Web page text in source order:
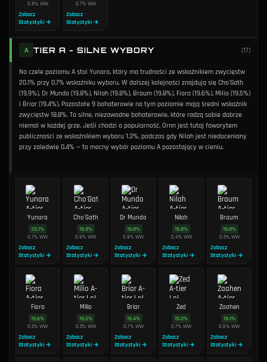
0.8% WW
Zobacz
Statystyki →
0.7% WW
Zobacz
Statystyki →
A TIER A - SILNE WYBORY (17)
Na czele poziomu A stoi Yunara, który ma trudności ze wskaźnikiem zwycięstw
20.1% przy 0.7% wskaźniku wyboru. W dalszej kolejności znajdują się Cho'Gath
(19.9%), Dr Mundo (19.8%), Nilah (19.8%), Braum (19.8%), Fiora (19.6%), Milio (19.5%)
i Briar (19.4%). Pozostałe 9 bohaterowie na tym poziomie mają średni wskaźnik
zwycięstw 18.8%. To silne, niezawodne bohaterowie, które radzą sobie dobrze
niemal w każdej grze. Jeśli chodzi o popularność, Ornn jest tutaj faworytem
publiczności ze wskaźnikiem wyboru 1.3%, podczas gdy Nilah jest niedoceniany
przy zaledwie 0.4% — to mocny wybór poziomu A pozostający w cieniu.
Yunara
20.1%
0.7%WW
Zobacz
Statystyki →
Cho'Gath
19.9%
0.9%WW
Zobacz
Statystyki →
Dr Mundo
19.8%
0.9%WW
Zobacz
Statystyki →
Nilah
19.8%
0.4% WW
Zobacz
Statystyki →
Braum
19.8%
0.5% WW
Zobacz
Statystyki →
Fiora
19.6%
0.5%WW
Zobacz
Statystyki →
Milio
19.5%
0.5% WW
Zobacz
Statystyki →
Briar
19.4%
0.7% WW
Zobacz
Statystyki →
Zed
19.3%
0.7%WW
Zobacz
Statystyki →
Zaahen
19.1%
0.6%WW
Zobacz
Statystyki →